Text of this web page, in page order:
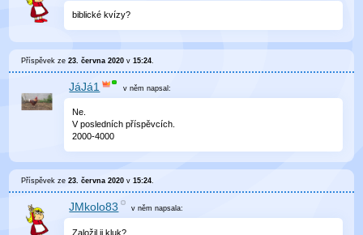
biblické kvízy?
Příspěvek ze23. června 2020 v15:24
JáJá1 v něm napsal:
Ne.
V posledních příspěvcích.
2000-4000
Příspěvek ze23. června 2020 v15:24.
JMkolo83 v němnapsala:
Založil ji kluk?